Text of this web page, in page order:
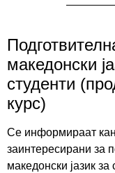
македонски
студенти
курс)
Се информираат
заинтересирани за
македонски јазик за